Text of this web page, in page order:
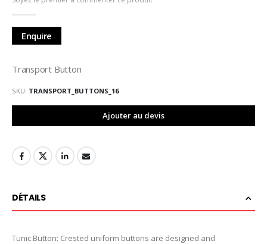
la
Galerie
d’images
Enquire
Transport Button
SKU TRANSPORT_BUTTONS_16
Ajouter au devis
DÉTAILS
Tunic Button: Crested uniform buttons are designed and